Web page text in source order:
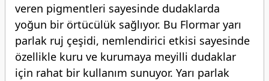
veren pigmentleri sayesinde dudaklarda
yoğun bir örtücülük sağlıyor. Bu Flormar yarı
parlak ruj çeşidi, nemlendirici etkisi sayesinde
özellikle kuru ve kurumaya meyilli dudaklar
için rahat bir kullanım sunuyor. Yarı parlak